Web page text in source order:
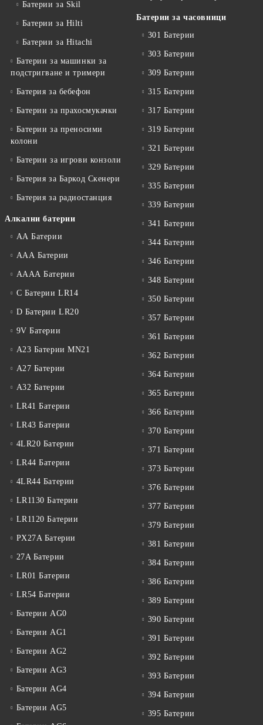
Батерии за Skil
Батерии за Hilti
Батерии за Hitachi
Батерии за машинки за
подстригване и тримери
Батерия за бебефон
Батерии за прахосмукачки
Батерии за преносими
колони
Батерии за игрови конзоли
Батерия за Баркод Скенери
Батерия за радиостанция
Алкални батерии
АА Батерии
ААА Батерии
АААА Батерии
C Батерии LR14
D Батерии LR20
9V Батерии
A23 Батерии MN21
A27 Батерии
A32 Батерии
LR41 Батерии
LR43 Батерии
4LR20 Батерии
LR44 Батерии
4LR44 Батерии
LR1130 Батерии
LR1120 Батерии
PX27A Батерии
27A Батерии
LR01 Батерии
LR54 Батерии
Батерии AG0
Батерии AG1
Батерии AG2
Батерии AG3
Батерии AG4
Батерии AG5
Батерии за часовници
301 Батерии
303 Батерии
309 Батерии
315 Батерии
317 Батерии
319 Батерии
321 Батерии
329 Батерии
335 Батерии
339 Батерии
341 Батерии
344 Батерии
346 Батерии
348 Батерии
350 Батерии
357 Батерии
361 Батерии
362 Батерии
364 Батерии
365 Батерии
366 Батерии
370 Батерии
371 Батерии
373 Батерии
376 Батерии
377 Батерии
379 Батерии
381 Батерии
384 Батерии
386 Батерии
389 Батерии
390 Батерии
391 Батерии
392 Батерии
393 Батерии
394 Батерии
395 Батерии